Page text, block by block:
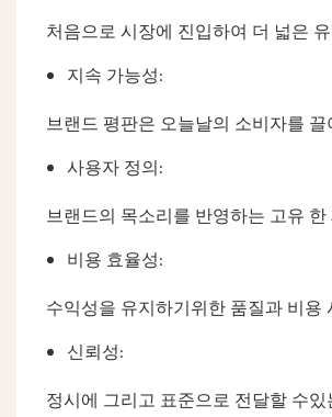
처음으로 시장에 진입하여 더 넓은
지속 가능성:
브랜드 평판은 오늘날의 소비자를
사용자 정의:
브랜드의 목소리를 반영하는 고유
비용 효율성:
수익성을 유지하기위한 품질과 비용
신뢰성:
정시에 그리고 표준으로 전달할 수